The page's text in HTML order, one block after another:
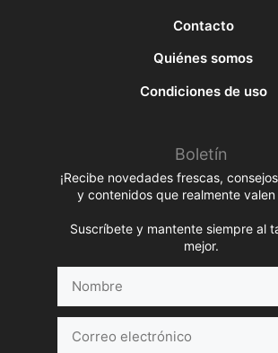
Contacto
Quiénes somos
Condiciones de uso
Boletín
¡Recibe novedades frescas,
y contenidos que realmente valen
Suscríbete y mantente siempre al
mejor.
electrónico